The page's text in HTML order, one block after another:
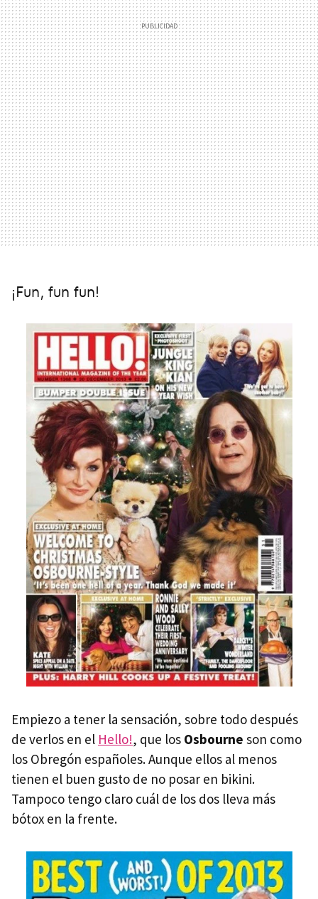
¡Fun, fun fun!
Empiezo a tener la sensación, sobre todo después
de verlos en el Hello!, que los Osbourne son como
los Obregón españoles. Aunque ellos al menos
tienen el buen gusto de no posar en bikini.
Tampoco tengo claro cuál de los dos lleva más
bótox en la frente.